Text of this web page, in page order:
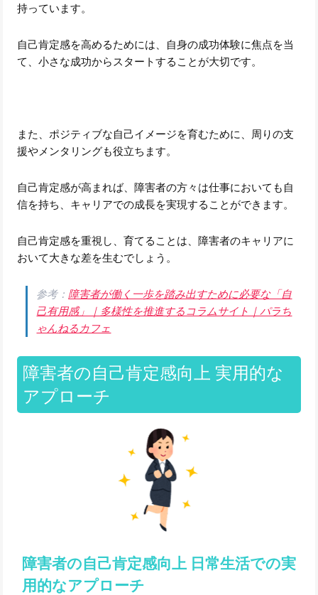
持っています。
自己肯定感を高めるためには、自身の成功体験に焦点を当
て、小さな成功からスタートすることが大切です。
また、ポジティブな自己イメージを育むために、周りの支
援やメンタリングも役立ちます。
自己肯定感が高まれば、障害者の方々は仕事においても自
信を持ち、キャリアでの成長を実現することができます。
自己肯定感を重視し、育てることは、障害者のキャリアに
おいて大きな差を生むでしょう。
参考：障害者が働く一歩を踏み出すために必要な「自
己有用感」｜多様性を推進するコラムサイト｜パラち
ゃんねるカフェ
障害者の自己肯定感向上 実用的な
アプローチ
障害者の自己肯定感向上 日常生活での実
用的なアプローチ